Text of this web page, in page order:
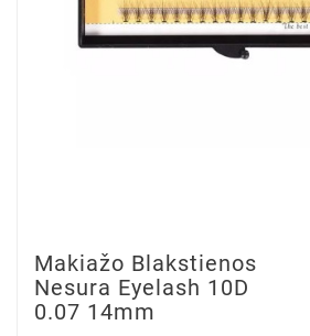
Makiažo Blakstienos
Nesura Eyelash 10D
0.07 14mm